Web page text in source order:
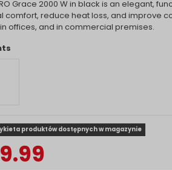
Grace 2000 W in black is an elegant,
comfort, reduce heat loss, and improve
offices, and in commercial premises.
produktów dostępnych w magazynie